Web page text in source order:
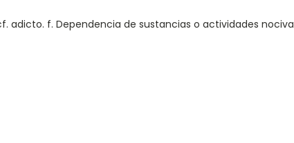
adicto. f. Dependencia de sustancias o actividades